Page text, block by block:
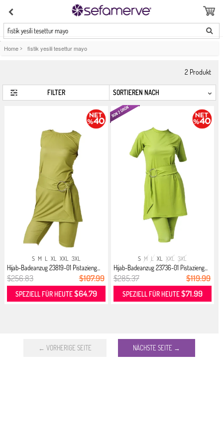
fistik yesili tesettur mayo
Home > fistik yesili tesettur mayo
2 Produkt
FILTER
S M L XL XXL 3XL
Hijab-Badeanzug 23819-01 Pistazieng...
$256.83 $107.99
SPEZIELL FÜR HEUTE$64.79
S M L XL XXL 3XL
Hijab-Badeanzug 23736-01 Pistazieng...
$285.37 $119.99
SPEZIELL FÜR HEUTE$71.99
← VORHERIGE SEITE NÄCHSTE SEITE →